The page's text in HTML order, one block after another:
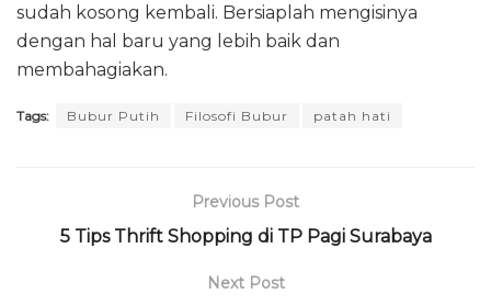
sudah kosong kembali. Bersiaplah mengisinya
dengan hal baru yang lebih baik dan
membahagiakan.
Tags: Bubur Putih Filosofi Bubur patah hati
Previous Post
5 Tips Thrift Shopping di TP Pagi Surabaya
Next Post